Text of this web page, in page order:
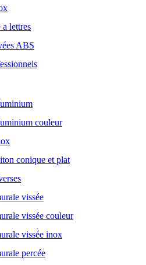
a lettres
ABS
couleur
conique et plat
vissée
vissée couleur
vissée inox
percée